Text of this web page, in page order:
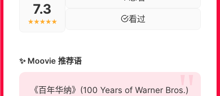
7.3
★★★★★ 看过
✨ Moovie 推荐语
《百年华纳》(100 Years of Warner Bros.)